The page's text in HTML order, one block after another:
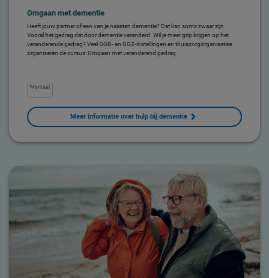
Omgaan met dementie
Heeft jouw partner of een van je naasten dementie? Dat kan soms zwaar zijn.
Vooral het gedrag dat door dementie veranderd. Wil je meer grip krijgen op het
veranderende gedrag? Veel GGD- en GGZ-instellingen en thuiszorgorganisaties
organiseren de cursus: Omgaan met veranderend gedrag.
Mentaal
Meer informatie over hulp bij dementie